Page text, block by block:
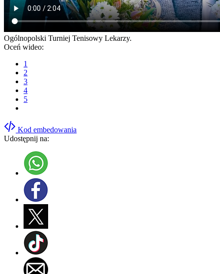
Ogólnopolski Turniej Tenisowy Lekarzy.
Oceń wideo:
1
2
3
4
5
Kod embedowania
Udostępnij na: